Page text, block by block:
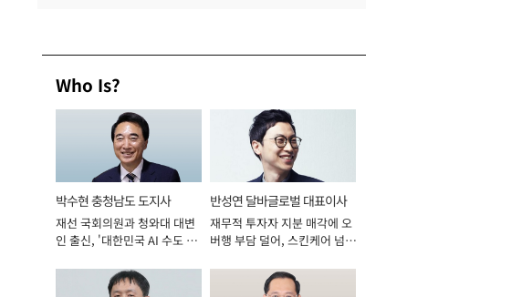
Who Is?
박수현 충청남도 도지사
재선 국회의원과 청와대 대변
인 출신, '대한민국 AI 수도 충
반성연 달바글로벌 대표이사
재무적 투자자 지분 매각에 오
버행 부담 덜어, 스킨케어 넘어
년]